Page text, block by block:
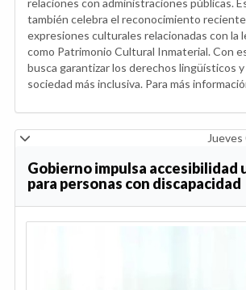
relaciones con administraciones públicas.
también celebra el reconocimiento
expresiones culturales relacionadas con la
como Patrimonio Cultural Inmaterial. Con
busca garantizar los derechos lingüísticos
sociedad más inclusiva. Para más
Gobierno impulsa accesibilidad
para personas con discapacidad